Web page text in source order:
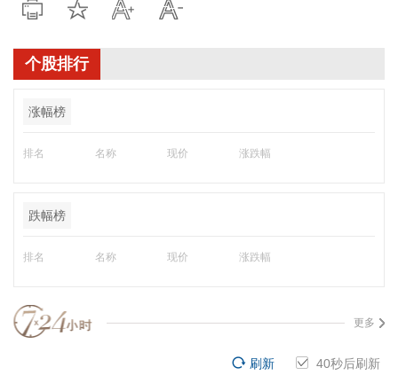
个股排行
涨幅榜
排名 名称 现价 涨跌幅
跌幅榜
排名 名称 现价 涨跌幅
更多
40秒后刷新
刷新